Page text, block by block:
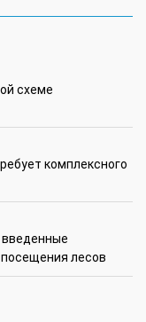
схеме
комплексного
лесов